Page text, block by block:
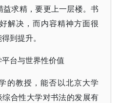
求精，要更上一层楼。书
解决，而内容精神方面很
到提升。
平台与世界性价值
的教授，能否以北京大学
综合性大学对书法的发展有